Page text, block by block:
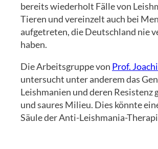
bereits wiederholt Fälle von
Tieren und vereinzelt auch bei
aufgetreten, die Deutschland nie
haben.
Die Arbeitsgruppe von Prof.
untersucht unter anderem das
Leishmanien und deren Resistenz
und saures Milieu. Dies könnte
Säule der Anti-Leishmania-